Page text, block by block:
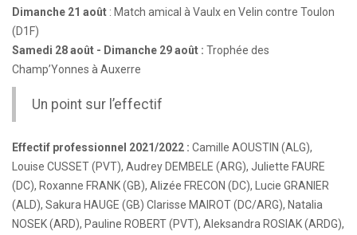
Dimanche 21 août : Match amical à Vaulx en Velin contre Toulon
(D1F)
Samedi 28 août - Dimanche 29 août : Trophée des
Champ’Yonnes à Auxerre
Un point sur l’effectif
Effectif professionnel 2021/2022 : Camille AOUSTIN (ALG),
Louise CUSSET (PVT), Audrey DEMBELE (ARG), Juliette FAURE
(DC), Roxanne FRANK (GB), Alizée FRECON (DC), Lucie GRANIER
(ALD), Sakura HAUGE (GB) Clarisse MAIROT (DC/ARG), Natalia
NOSEK (ARD), Pauline ROBERT (PVT), Aleksandra ROSIAK (ARDG),